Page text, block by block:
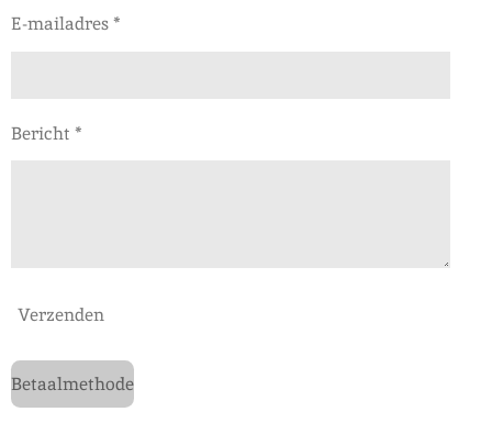
E-mailadres *
Bericht *
Verzenden
Betaalmethode